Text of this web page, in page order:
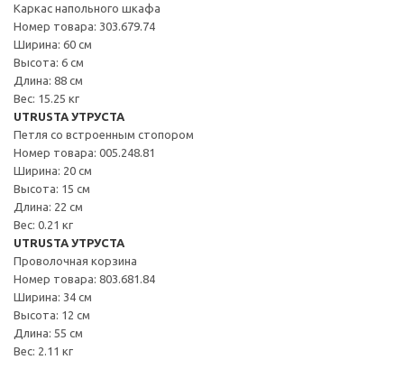
Каркас напольного шкафа
Номер товара: 303.679.74
Ширина: 60 см
Высота: 6 см
Длина: 88 см
Вес: 15.25 кг
UTRUSTA УТРУСТА
Петля со встроенным стопором
Номер товара: 005.248.81
Ширина: 20 см
Высота: 15 см
Длина: 22 см
Вес: 0.21 кг
UTRUSTA УТРУСТА
Проволочная корзина
Номер товара: 803.681.84
Ширина: 34 см
Высота: 12 см
Длина: 55 см
Вес: 2.11 кг